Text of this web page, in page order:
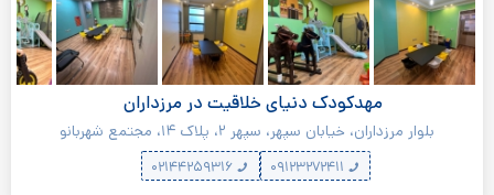
مهدکودک دنیای خلاقیت در مرزداران
بلوار مرزداران، خیابان سپهر، سپهر ۲، پلاک ۱۴، مجتمع شهربانو
۰۲۱۴۴۲۵۹۳۱۶